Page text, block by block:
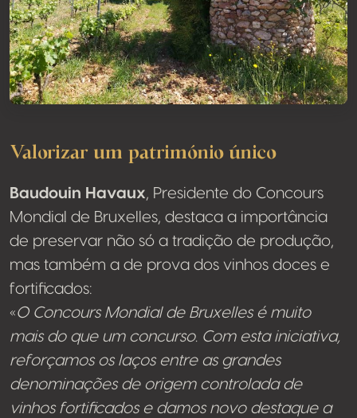
Valorizar um património único
Baudouin Havaux, Presidente do Concours
Mondial de Bruxelles, destaca a importância
de preservar não só a tradição de produção,
mas também a de prova dos vinhos doces e
fortificados:
«O Concours Mondial de Bruxelles é muito
mais do que um concurso. Com esta iniciativa,
reforçamos os laços entre as grandes
denominações de origem controlada de
vinhos fortificados e damos novo destaque a